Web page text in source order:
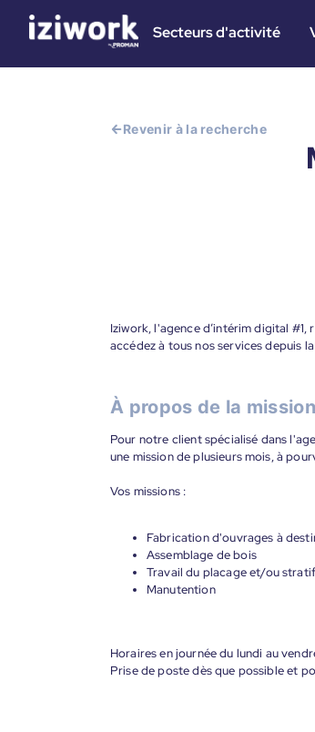
Secteurs d'activité
Revenir à la recherche
Iziwork, l'agence d’intérim digital
accédez à tous nos services depuis
À propos de la mission
Pour notre client spécialisé dans
une mission de plusieurs mois, à
Vos missions :
Fabrication d'ouvrages à
Assemblage de bois
Travail du placage et/ou
Manutention
Horaires en journée du lundi au
Prise de poste dès que possible et